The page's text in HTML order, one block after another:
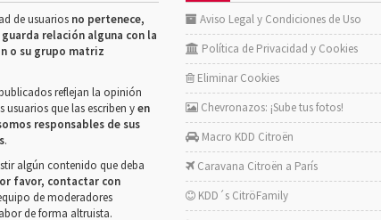
de usuarios no pertenece,
relación alguna con la
o su grupo matriz
reflejan la opinión
usuarios que las escriben yen
responsables de sus
.
algún contenido que deba
favor, contactar con
de moderadores
de forma altruista.
Aviso Legal y Condiciones de Uso
Política de Privacidad y Cookies
Eliminar Cookies
Chevronazos: ¡Sube tus fotos!
Macro KDD Citroën
Caravana Citroën a París
KDD´s CitröFamily